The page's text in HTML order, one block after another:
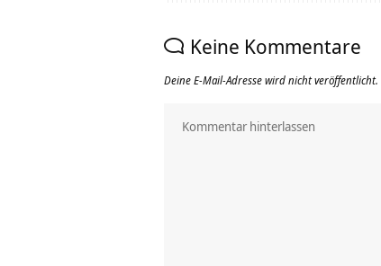
Keine Kommentare
Deine E-Mail-Adresse wird nicht veröffentlicht.